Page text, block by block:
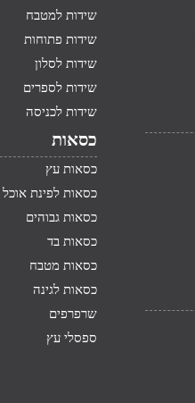
שידות למטבח
שידות פתוחות
שידות לסלון
שידות לספרים
שידות לכניסה
כסאות
כסאות עץ
כסאות לפינת אוכל
כסאות גבוהים
כסאות בד
כסאות מטבח
כסאות לגינה
שרפרפים
ספסלי עץ